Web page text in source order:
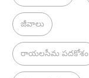
జీవాలు
రాయలసీమ పదకోశం